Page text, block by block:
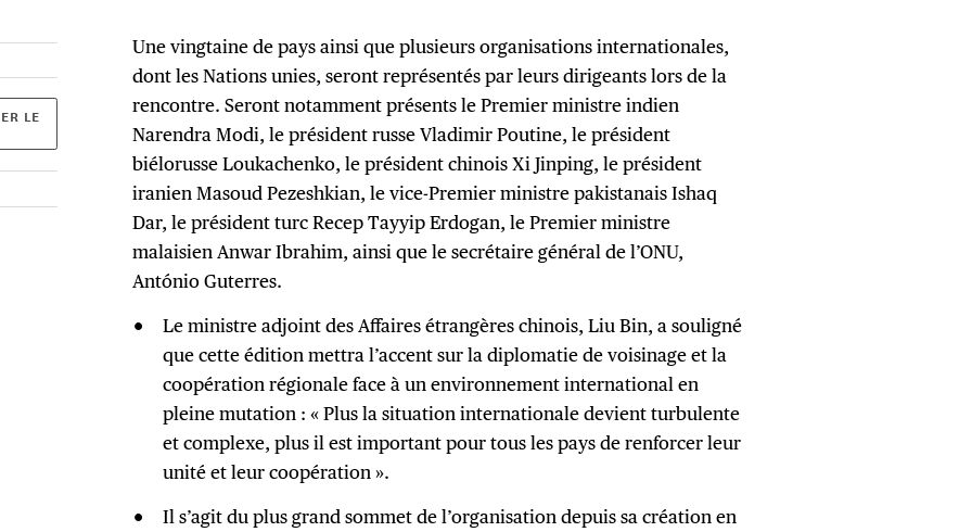
LE
Une vingtaine de pays ainsi que plusieurs organisations internationales,
dont les Nations unies, seront représentés par leurs dirigeants lors de la
rencontre. Seront notamment présents le Premier ministre indien
Narendra Modi, le président russe Vladimir Poutine, le président
biélorusse Loukachenko, le président chinois Xi Jinping, le président
iranien Masoud Pezeshkian, le vice-Premier ministre pakistanais Ishaq
Dar, le président turc Recep Tayyip Erdogan, le Premier ministre
malaisien Anwar Ibrahim, ainsi que le secrétaire général de l’ONU,
António Guterres.
Le ministre adjoint des Affaires étrangères chinois, Liu Bin, a souligné
que cette édition mettra l’accent sur la diplomatie de voisinage et la
coopération régionale face à un environnement international en
pleine mutation : « Plus la situation internationale devient turbulente
et complexe, plus il est important pour tous les pays de renforcer leur
unité et leur coopération ».
Il s’agit du plus grand sommet de l’organisation depuis sa création en